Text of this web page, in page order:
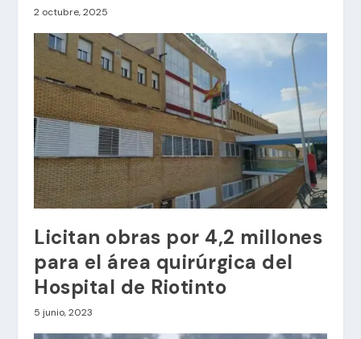
2 octubre, 2025
Licitan obras por 4,2 millones
para el área quirúrgica del
Hospital de Riotinto
5 junio, 2023